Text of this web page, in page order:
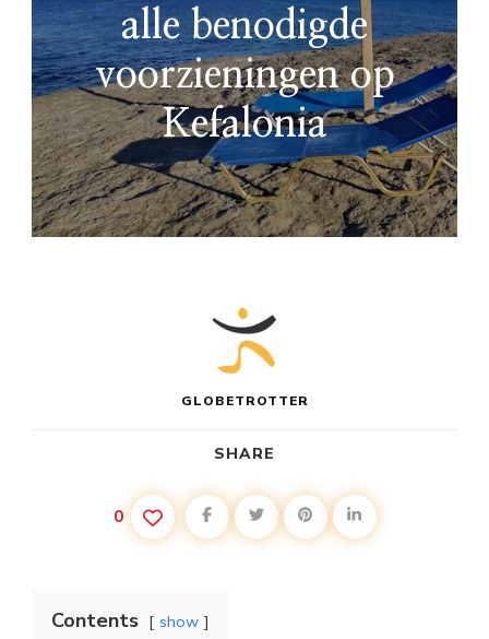
alle benodigde
voorzieningen op
Kefalonia
GLOBETROTTER
SHARE
0
Contents show